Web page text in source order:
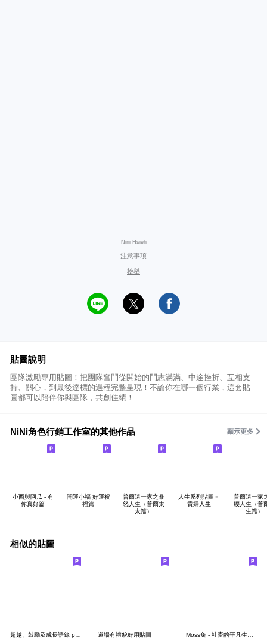
Nini Hsieh
注意事項
檢舉
貼圖說明
團隊激勵專用貼圖！把團隊奮鬥從開始的鬥志滿滿、中途挫折、互相支
持、關心，到最後達標的過程完整呈現！不論你在哪一個行業，這套貼
圖都可以陪伴你與團隊，共創佳績！
NiNi角色行銷工作室的其他作品 顯示更多
小西與阿瓜 - 有
你真好篇
開運小福 好運祝
福篇
普爾這一家之暴
怒人生（普爾太
太篇）
人生系列貼圖﹣
貴婦人生
普爾這一家
腰人生（普
生篇）
相似的貼圖
超越、鼓勵及成長語錄 part3 道場有禮貌好用貼圖 Moss兔 - 社畜的平凡生活 2